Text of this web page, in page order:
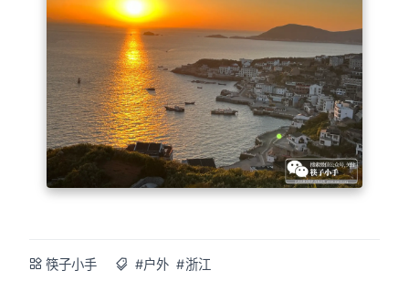
筷子小手 #户外 #浙江